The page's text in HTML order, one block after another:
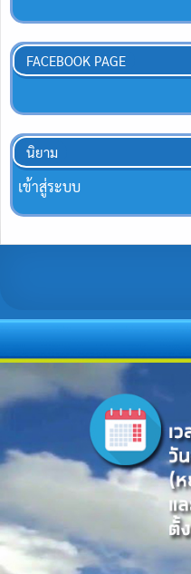
FACEBOOK PAGE
นิยาม
เข้าสู่ระบบ